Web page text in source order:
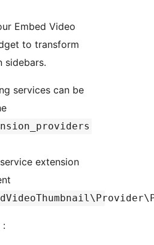
Embed Video
to transform
sidebars.
services can be
extension
: